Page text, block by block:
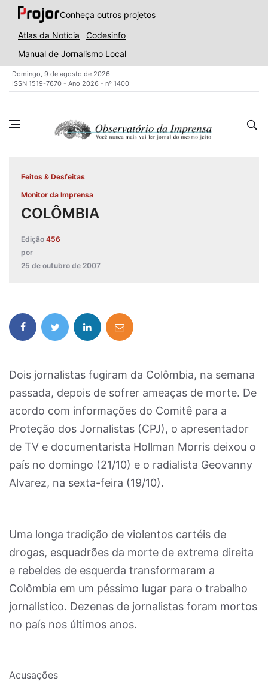
Conheça outros projetos
Atlas da Notícia
Codesinfo
Manual de Jornalismo Local
Domingo, 9 de agosto de 2026
ISSN 1519-7670 - Ano 2026 - nº 1400
Feitos & Desfeitas
Monitor da Imprensa
COLÔMBIA
Edição 456
por
25 de outubro de 2007
Dois jornalistas fugiram da Colômbia, na semana
passada, depois de sofrer ameaças de morte. De
acordo com informações do Comitê para a
Proteção dos Jornalistas (CPJ), o apresentador
de TV e documentarista Hollman Morris deixou o
país no domingo (21/10) e o radialista Geovanny
Alvarez, na sexta-feira (19/10).
Uma longa tradição de violentos cartéis de
drogas, esquadrões da morte de extrema direita
e rebeldes de esquerda transformaram a
Colômbia em um péssimo lugar para o trabalho
jornalístico. Dezenas de jornalistas foram mortos
no país nos últimos anos.
Acusações